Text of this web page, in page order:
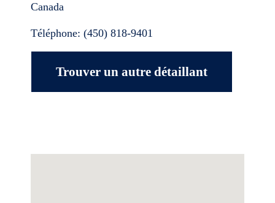
Canada
Téléphone: (450) 818-9401
Trouver un autre détaillant